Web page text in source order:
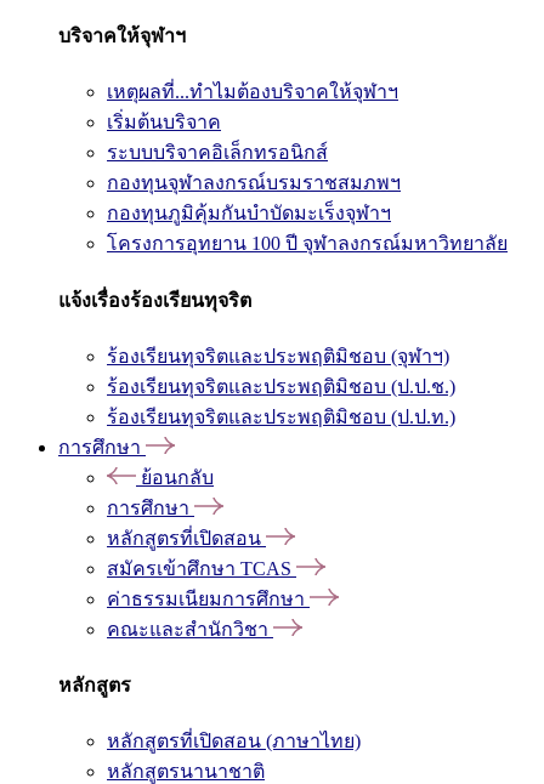
บริจาคให้จุฬาฯ
เหตุผลที่...ทำไมต้องบริจาคให้จุฬาฯ
เริ่มต้นบริจาค
ระบบบริจาคอิเล็กทรอนิกส์
กองทุนจุฬาลงกรณ์บรมราชสมภพฯ
กองทุนภูมิคุ้มกันบำบัดมะเร็งจุฬาฯ
โครงการอุทยาน 100 ปี จุฬาลงกรณ์มหาวิทยาลัย
แจ้งเรื่องร้องเรียนทุจริต
ร้องเรียนทุจริตและประพฤติมิชอบ (จุฬาฯ)
ร้องเรียนทุจริตและประพฤติมิชอบ (ป.ป.ช.)
ร้องเรียนทุจริตและประพฤติมิชอบ (ป.ป.ท.)
การศึกษา
ย้อนกลับ
การศึกษา
หลักสูตรที่เปิดสอน
สมัครเข้าศึกษา TCAS
ค่าธรรมเนียมการศึกษา
คณะและสำนักวิชา
หลักสูตร
หลักสูตรที่เปิดสอน (ภาษาไทย)
หลักสูตรนานาชาติ